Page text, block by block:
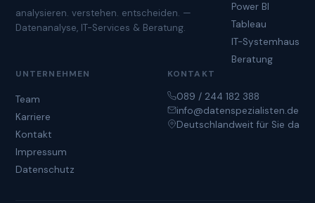
analysieren. verstehen. entscheiden. —
Datenanalyse, IT-Services & Beratung.
Power BI
Tableau
IT-Systemhaus
Beratung
UNTERNEHMEN
Team
Karriere
Kontakt
Impressum
Datenschutz
KONTAKT
089 / 244 182 388
info@datenspezialisten.de
Deutschlandweit für Sie da